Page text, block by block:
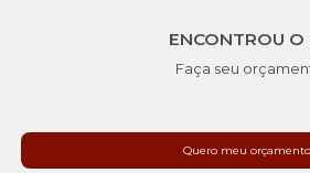
ENCONTROU O
Faça seu
Quero meu orçamento